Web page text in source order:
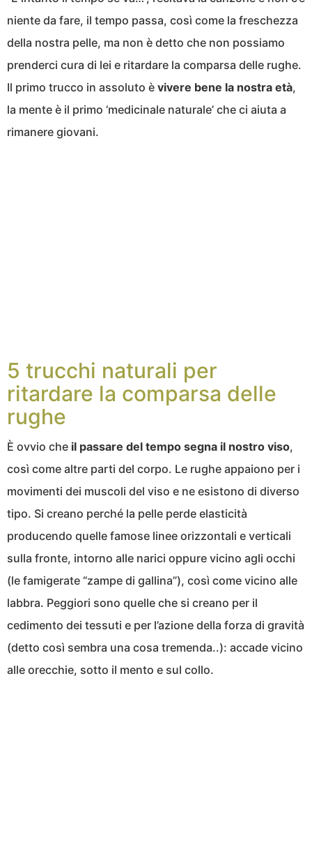
niente da fare, il tempo passa, così come la freschezza
della nostra pelle, ma non è detto che non possiamo
prenderci cura di lei e ritardare la comparsa delle rughe.
Il primo trucco in assoluto è vivere bene la nostra età,
la mente è il primo ‘medicinale naturale’ che ci aiuta a
rimanere giovani.
5 trucchi naturali per
ritardare la comparsa delle
rughe
È ovvio che il passare del tempo segna il nostro viso,
così come altre parti del corpo. Le rughe appaiono per i
movimenti dei muscoli del viso e ne esistono di diverso
tipo. Si creano perché la pelle perde elasticità
producendo quelle famose linee orizzontali e verticali
sulla fronte, intorno alle narici oppure vicino agli occhi
(le famigerate “zampe di gallina”), così come vicino alle
labbra. Peggiori sono quelle che si creano per il
cedimento dei tessuti e per l’azione della forza di gravità
(detto così sembra una cosa tremenda..): accade vicino
alle orecchie, sotto il mento e sul collo.